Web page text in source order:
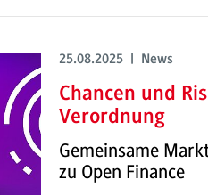
25.08.2025 | News
Chancen und
Verordnung
Gemeinsame
zu Open Finance